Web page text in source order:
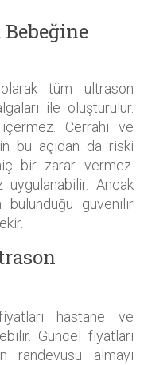
tüm ultrason
ile oluşturulur.
Cerrahi ve
bu açıdan da riski
bir zarar vermez.
Ancak
bulunduğu güvenilir
hastane ve
Güncel fiyatları
randevusu almayı